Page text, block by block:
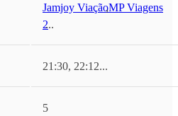
Jamjoy Viação,MP Viagens
2...
21:30, 22:12...
5